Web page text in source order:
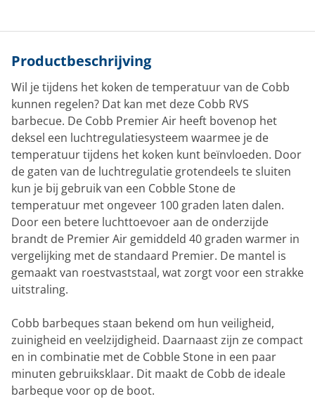
Productbeschrijving
Wil je tijdens het koken de temperatuur van de Cobb
kunnen regelen? Dat kan met deze Cobb RVS
barbecue. De Cobb Premier Air heeft bovenop het
deksel een luchtregulatiesysteem waarmee je de
temperatuur tijdens het koken kunt beïnvloeden. Door
de gaten van de luchtregulatie grotendeels te sluiten
kun je bij gebruik van een Cobble Stone de
temperatuur met ongeveer 100 graden laten dalen.
Door een betere luchttoevoer aan de onderzijde
brandt de Premier Air gemiddeld 40 graden warmer in
vergelijking met de standaard Premier. De mantel is
gemaakt van roestvaststaal, wat zorgt voor een strakke
uitstraling.
Cobb barbeques staan bekend om hun veiligheid,
zuinigheid en veelzijdigheid. Daarnaast zijn ze compact
en in combinatie met de Cobble Stone in een paar
minuten gebruiksklaar. Dit maakt de Cobb de ideale
barbeque voor op de boot.